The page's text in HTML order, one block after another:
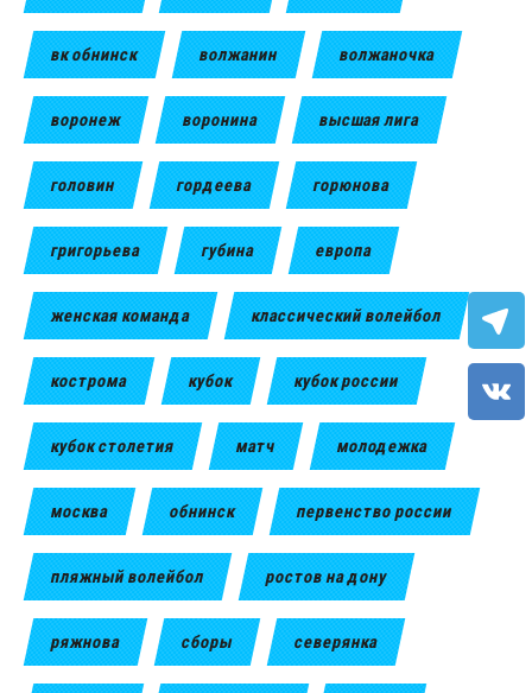
вк обнинск волжанин волжаночка
воронеж воронина высшая лига
головин гордеева горюнова
григорьева губина европа
женская команда классический волейбол
кострома кубок кубок россии
кубок столетия матч молодежка
москва обнинск первенство россии
пляжный волейбол ростов на дону
ряжнова сборы северянка